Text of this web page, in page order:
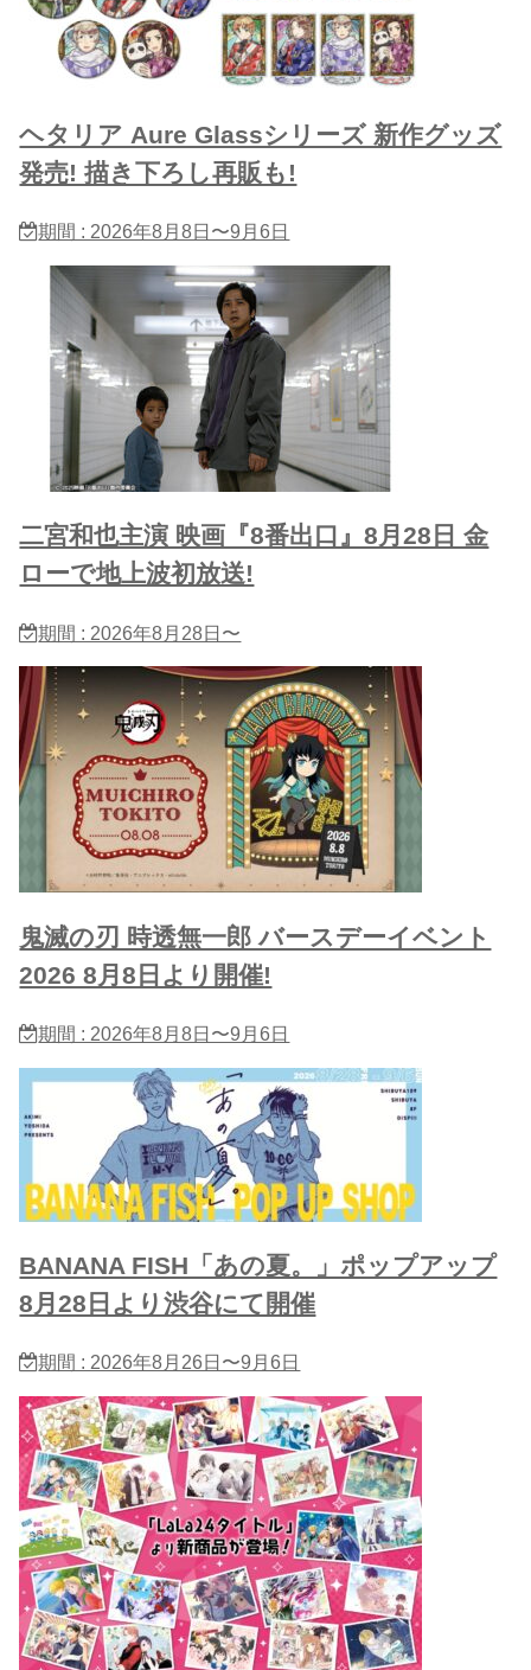
ヘタリア Aure Glassシリーズ 新作グッズ
発売! 描き下ろし再販も!
期間 : 2026年8月8日〜9月6日
二宮和也主演 映画『8番出口』8月28日 金
ローで地上波初放送!
期間 : 2026年8月28日〜
鬼滅の刃 時透無一郎 バースデーイベント
2026 8月8日より開催!
期間 : 2026年8月8日〜9月6日
BANANA FISH「あの夏。」ポップアップ
8月28日より渋谷にて開催
期間 : 2026年8月26日〜9月6日